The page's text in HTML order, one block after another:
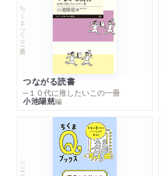
ちくまプリマー新書
つながる読書
─１０代に推したいこの一冊
小池陽慈編
シリーズ・全集